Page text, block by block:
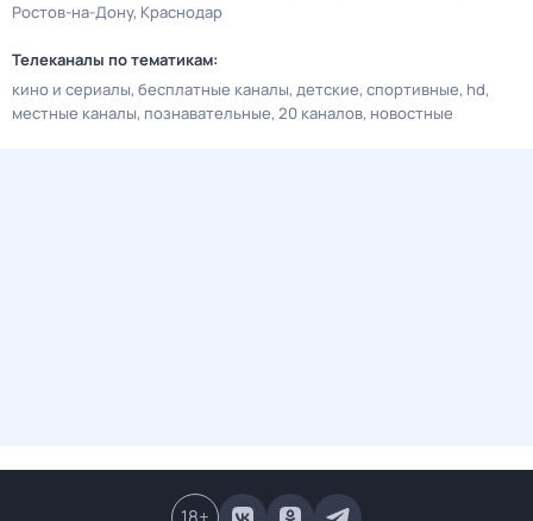
Ростов-на-Дону Краснодар
Телеканалы по тематикам:
кино и сериалы бесплатные каналы детские спортивные hd
местные каналы познавательные 20 каналов новостные